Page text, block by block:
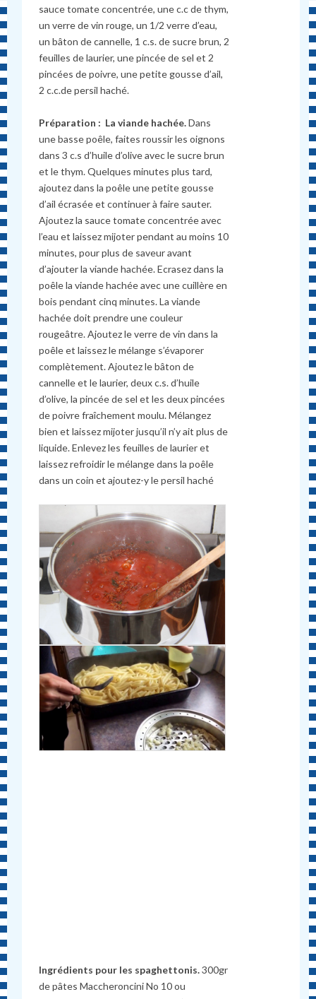
sauce tomate concentrée, une c.c de thym,
un verre de vin rouge, un 1/2 verre d’eau,
un bâton de cannelle, 1 c.s. de sucre brun, 2
feuilles de laurier, une pincée de sel et 2
pincées de poivre, une petite gousse d’ail,
2 c.c.de persil haché.
Préparation : La viande hachée.Dans
une basse poêle, faites roussir les oignons
dans 3 c.s d’huile d’olive avec le sucre brun
et le thym. Quelques minutes plus tard,
ajoutez dans la poêle une petite gousse
d’ail écrasée et continuer à faire sauter.
Ajoutez la sauce tomate concentrée avec
l’eau et laissez mijoter pendant au moins 10
minutes, pour plus de saveur avant
d’ajouter la viande hachée. Ecrasez dans la
poêle la viande hachée avec une cuillère en
bois pendant cinq minutes. La viande
hachée doit prendre une couleur
rougeâtre. Ajoutez le verre de vin dans la
poêle et laissez le mélange s’évaporer
complètement. Ajoutez le bâton de
cannelle et le laurier, deux c.s. d’huile
d’olive, la pincée de sel et les deux pincées
de poivre fraîchement moulu. Mélangez
bien et laissez mijoter jusqu’il n’y ait plus de
liquide. Enlevez les feuilles de laurier et
laissez refroidir le mélange dans la poêle
dans un coin et ajoutez-y le persil haché
Ingrédients pour les spaghettonis.300gr
de pâtes Maccheroncini No 10 ou